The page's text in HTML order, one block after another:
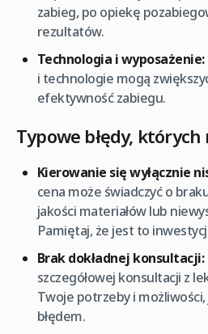
zabieg, po opiekę
rezultatów.
Technologia i wyposażenie:
i technologie mogą
efektywność zabiegu.
Typowe błędy,
Kierowanie się wyłącznie
cena może świadczyć o
jakości materiałów lub
Pamiętaj, że jest to
Brak dokładnej konsultacji:
szczegółowej konsultacji z
Twoje potrzeby i
błędem.